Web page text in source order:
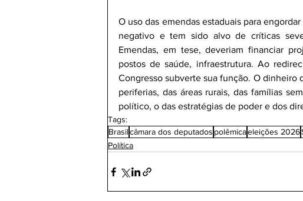
O uso das emendas estaduais para
negativo e tem sido alvo de críticas
Emendas, em tese, deveriam financiar
postos de saúde, infraestrutura. Ao
Congresso subverte sua função. O dinheiro
periferias, das áreas rurais, das famílias
político, o das estratégias de poder e dos
Tags:
Brasilcâmara dos deputados polêmicaeleições 2026
Política